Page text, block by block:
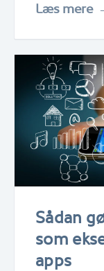
Læs mere
Sådan
som
apps